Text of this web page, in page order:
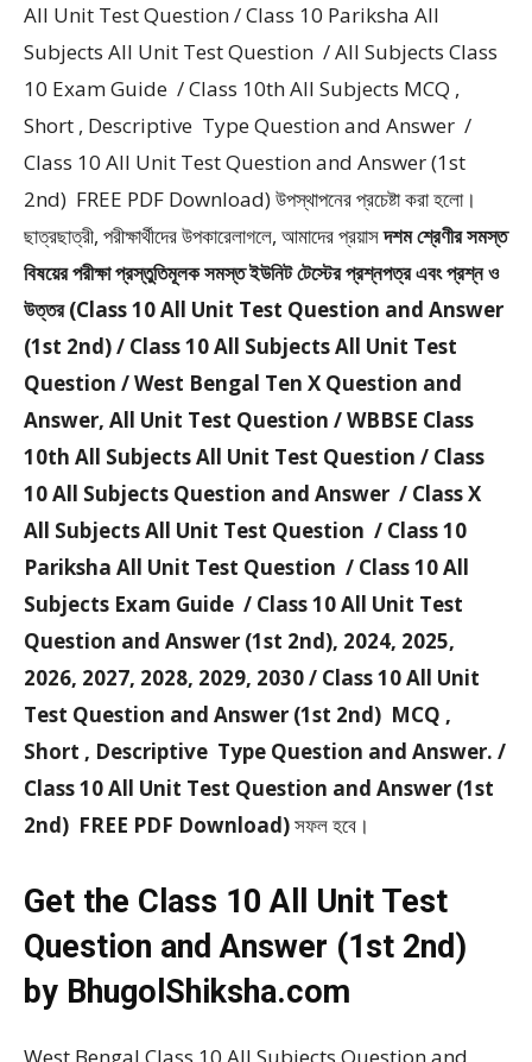
All Unit Test Question / Class 10 Pariksha All
Subjects All Unit Test Question / All Subjects Class
10 Exam Guide / Class 10th All Subjects MCQ ,
Short , Descriptive Type Question and Answer /
Class 10 All Unit Test Question and Answer (1st
2nd) FREE PDF Download) উপস্থাপনের প্রচেষ্টা করা হলাে।
ছাত্রছাত্রী, পরীক্ষার্থীদের উপকারেলাগলে, আমাদের প্রয়াসদশম শ্রেণীর সমস্ত
বিষয়ের পরীক্ষা প্রস্তুতিমূলক সমস্ত ইউনিট টেস্টের প্রশ্নপত্র এবং প্রশ্ন ও
উত্তর (Class 10 All Unit Test Question and Answer
(1st 2nd) / Class 10 All Subjects All Unit Test
Question / West Bengal Ten X Question and
Answer, All Unit Test Question / WBBSE Class
10th All Subjects All Unit Test Question / Class
10 All Subjects Question and Answer / Class X
All Subjects All Unit Test Question / Class 10
Pariksha All Unit Test Question / Class 10 All
Subjects Exam Guide / Class 10 All Unit Test
Question and Answer (1st 2nd), 2024, 2025,
2026, 2027, 2028, 2029, 2030 / Class 10 All Unit
Test Question and Answer (1st 2nd) MCQ ,
Short , Descriptive Type Question and Answer. /
Class 10 All Unit Test Question and Answer (1st
2nd) FREE PDF Download)সফল হবে।
Get the Class 10 All Unit Test
Question and Answer (1st 2nd)
by BhugolShiksha.com